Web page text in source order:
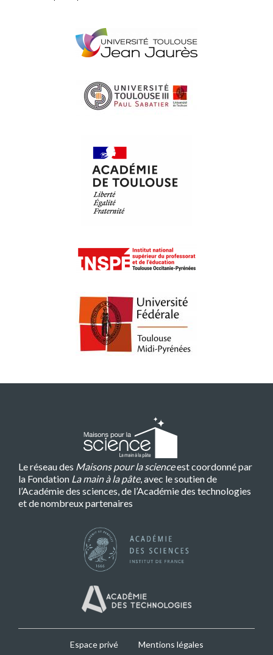
Le réseau des Maisons pour la scienceest coordonné par
la Fondation La main à la pâte, avec le soutien de
l’Académie des sciences, de l’Académie des technologies
et de nombreux partenaires
Espace privé Mentions légales